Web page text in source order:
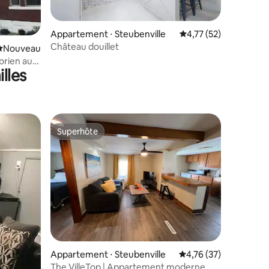
: 4,84 sur 5
hébergement
Nouveau
au
Appartement ⋅ Steubenville Évaluation moyenne
4,77 (52)
Château douillet
: 4,71 sur 5
Superhôte
Superhôte
Appartement ⋅ Steubenville Évaluation moyenne
4,76 (37)